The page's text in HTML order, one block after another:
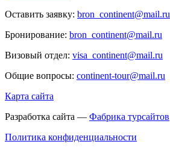
Оставить заявку: bron_continent@mail.ru
Бронирование: bron_continent@mail.ru
Визовый отдел: visa_continent@mail.ru
Общие вопросы: continent-tour@mail.ru
Карта сайта
Разработка сайта — Фабрика турсайтов
Политика конфиденциальности